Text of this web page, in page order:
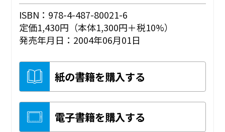
ISBN：978-4-487-80021-6
定価1,430円（本体1,300円＋税10%）
発売年月日：2004年06月01日
紙の書籍を購入する
電子書籍を購入する